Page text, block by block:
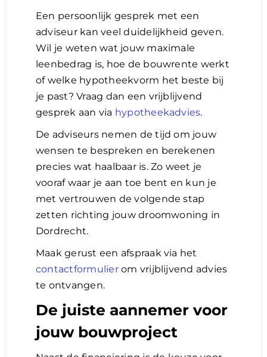
Een persoonlijk gesprek met een
adviseur kan veel duidelijkheid geven.
Wil je weten wat jouw maximale
leenbedrag is, hoe de bouwrente werkt
of welke hypotheekvorm het beste bij
je past? Vraag dan een vrijblijvend
gesprek aan via hypotheekadvies.
De adviseurs nemen de tijd om jouw
wensen te bespreken en berekenen
precies wat haalbaar is. Zo weet je
vooraf waar je aan toe bent en kun je
met vertrouwen de volgende stap
zetten richting jouw droomwoning in
Dordrecht.
Maak gerust een afspraak via het
contactformulierom vrijblijvend advies
te ontvangen.
De juiste aannemer voor
jouw bouwproject